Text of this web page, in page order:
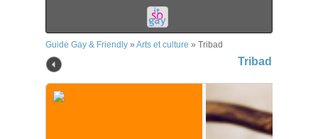
Guide Gay & Friendly » Arts et culture » Tribad
Tribad